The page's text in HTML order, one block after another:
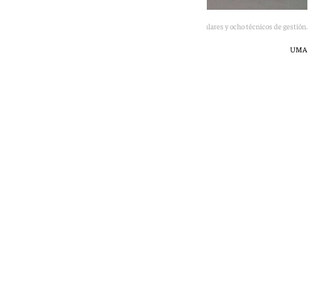
La UMA celebra la toma de posesión de 37 catedráticos, 104 titulares y ocho técnicos de gestión.
UMA